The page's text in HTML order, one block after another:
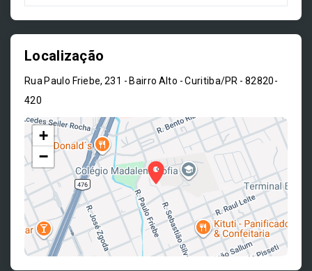
Localização
Rua Paulo Friebe, 231 - Bairro Alto - Curitiba/PR - 82820-
420
+
−